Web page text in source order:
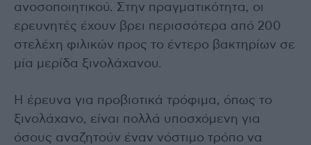
ανοσοποιητικού. Στην πραγματικότητα, οι
ερευνητές έχουν βρει περισσότερα από 200
στελέχη φιλικών προς το έντερο βακτηρίων σε
μία μερίδα ξινολάχανου.
Η έρευνα για προβιοτικά τρόφιμα, όπως το
ξινολάχανο, είναι πολλά υποσχόμενη για
όσους αναζητούν έναν νόστιμο τρόπο να